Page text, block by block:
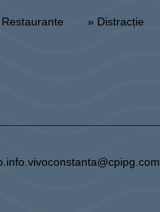
» Restaurante » Distracție